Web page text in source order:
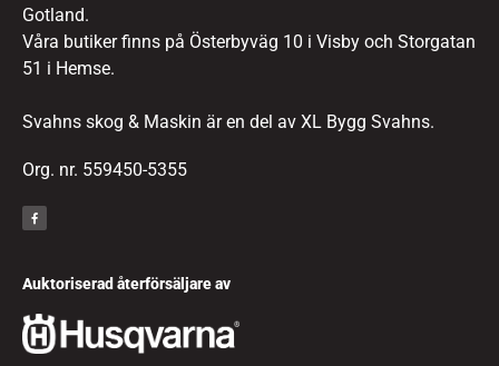
Gotland.
Våra butiker finns på Österbyväg 10 i Visby och Storgatan
51 i Hemse.
Svahns skog & Maskin är en del av XL Bygg Svahns.
Org. nr. 559450-5355
Auktoriserad återförsäljare av